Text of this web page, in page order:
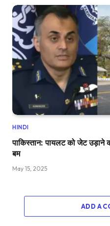
HINDI
पाकिस्तान: पायलट को जेट उड़ाने
बम
May 15, 2025
ADD A